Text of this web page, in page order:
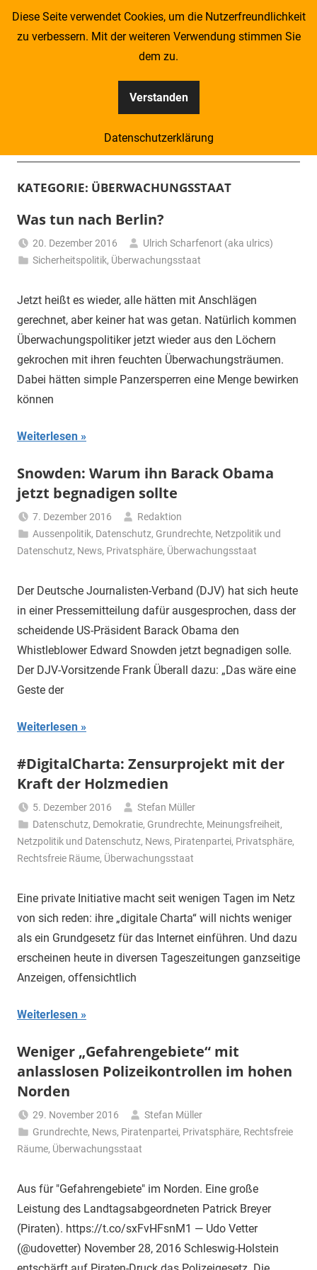
Zum
Kompass
–
Zeitung
für
Piraten
KATEGORIE: ÜBERWACHUNGSSTAAT
Was tun nach Berlin?
20. Dezember 2016
Ulrich Scharfenort (aka ulrics)
Sicherheitspolitik, Überwachungsstaat
Jetzt heißt es wieder, alle hätten mit Anschlägen
gerechnet, aber keiner hat was getan. Natürlich kommen
Überwachungspolitiker jetzt wieder aus den Löchern
gekrochen mit ihren feuchten Überwachungsträumen.
Dabei hätten simple Panzersperren eine Menge bewirken
können
Weiterlesen
Snowden: Warum ihn Barack Obama
jetzt begnadigen sollte
7. Dezember 2016
Redaktion
Aussenpolitik, Datenschutz, Grundrechte, Netzpolitik und
Datenschutz, News, Privatsphäre, Überwachungsstaat
Der Deutsche Journalisten-Verband (DJV) hat sich heute
in einer Pressemitteilung dafür ausgesprochen, dass der
scheidende US-Präsident Barack Obama den
Whistleblower Edward Snowden jetzt begnadigen solle.
Der DJV-Vorsitzende Frank Überall dazu: „Das wäre eine
Geste der
Weiterlesen
#DigitalCharta: Zensurprojekt mit der
Kraft der Holzmedien
5. Dezember 2016
Stefan Müller
Datenschutz, Demokratie, Grundrechte, Meinungsfreiheit,
Netzpolitik und Datenschutz, News, Piratenpartei, Privatsphäre,
Rechtsfreie Räume, Überwachungsstaat
Eine private Initiative macht seit wenigen Tagen im Netz
von sich reden: ihre „digitale Charta“ will nichts weniger
als ein Grundgesetz für das Internet einführen. Und dazu
erscheinen heute in diversen Tageszeitungen ganzseitige
Anzeigen, offensichtlich
Weiterlesen
Weniger „Gefahrengebiete“ mit
anlasslosen Polizeikontrollen im hohen
Norden
29. November 2016
Stefan Müller
Grundrechte, News, Piratenpartei, Privatsphäre, Rechtsfreie
Räume, Überwachungsstaat
Aus für "Gefahrengebiete" im Norden. Eine große
Leistung des Landtagsabgeordneten Patrick Breyer
(Piraten). https://t.co/sxFvHFsnM1 — Udo Vetter
(@udovetter) November 28, 2016 Schleswig-Holstein
Diese Seite verwendet Cookies, um die Nutzerfreundlichkeit
zu verbessern. Mit der weiteren Verwendung stimmen Sie
dem zu.
Verstanden
Datenschutzerklärung